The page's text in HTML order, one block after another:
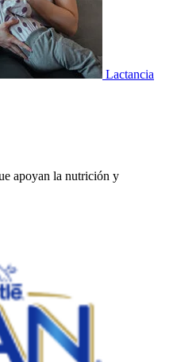
Lactancia
apoyan la nutrición y